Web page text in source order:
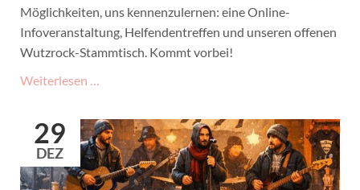
Möglichkeiten, uns kennenzulernen: eine Online-
Infoveranstaltung, Helfendentreffen und unseren offenen
Wutzrock-Stammtisch. Kommt vorbei!
Weiterlesen …
Mithelfen!
Online-
Infoveranstaltung,
Stammtisch
29
DEZ